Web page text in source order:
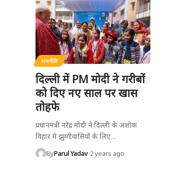
राजनीति
दिल्ली में PM मोदी ने गरीबों
को दिए नए साल पर खास
तोहफे
प्रधानमंत्री नरेंद्र मोदी ने दिल्ली के अशोक
विहार में झुग्गीवासियों के लिए…
ByParul Yadav 2 years ago